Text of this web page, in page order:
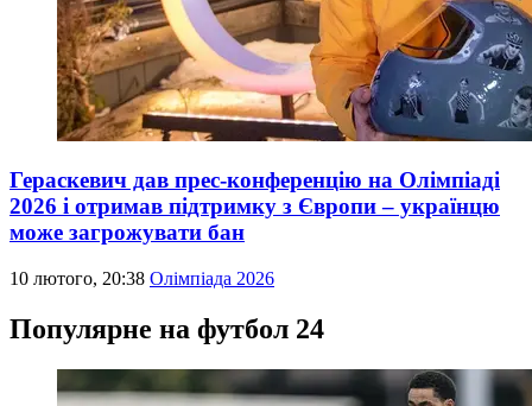
Гераскевич дав прес-конференцію на Олімпіаді
2026 і отримав підтримку з Європи – українцю
може загрожувати бан
10 лютого, 20:38 Олімпіада 2026
Популярне на футбол 24